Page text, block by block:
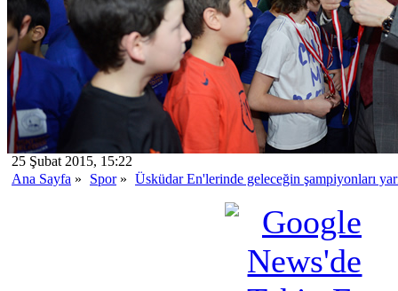
25 Şubat 2015, 15:22
Ana Sayfa » Spor» Üsküdar En'lerinde geleceğin şampiyonları